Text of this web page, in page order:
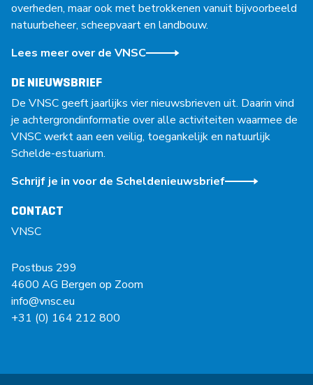
overheden, maar ook met betrokkenen vanuit bijvoorbeeld
natuurbeheer, scheepvaart en landbouw.
Lees meer over de VNSC
DE NIEUWSBRIEF
De VNSC geeft jaarlijks vier nieuwsbrieven uit. Daarin vind
je achtergrondinformatie over alle activiteiten waarmee de
VNSC werkt aan een veilig, toegankelijk en natuurlijk
Schelde-estuarium.
Schrijf je in voor de Scheldenieuwsbrief
CONTACT
VNSC
Postbus 299
4600 AG Bergen op Zoom
info@vnsc.eu
+31 (0) 164 212 800